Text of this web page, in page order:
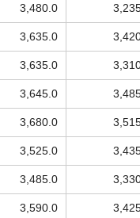
3,480.0
3,635.0
3,635.0
3,645.0
3,680.0
3,525.0
3,485.0
3,590.0